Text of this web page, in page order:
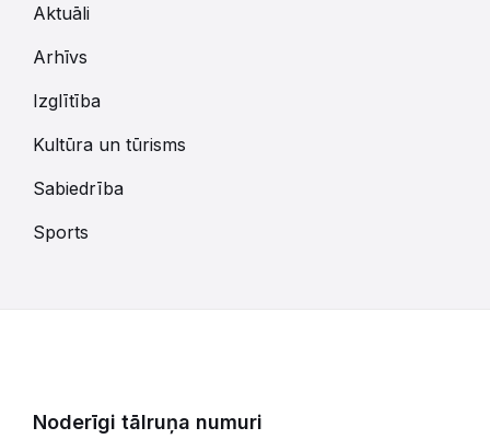
Aktuāli
Arhīvs
Izglītība
Kultūra un tūrisms
Sabiedrība
Sports
Noderīgi tālruņa numuri